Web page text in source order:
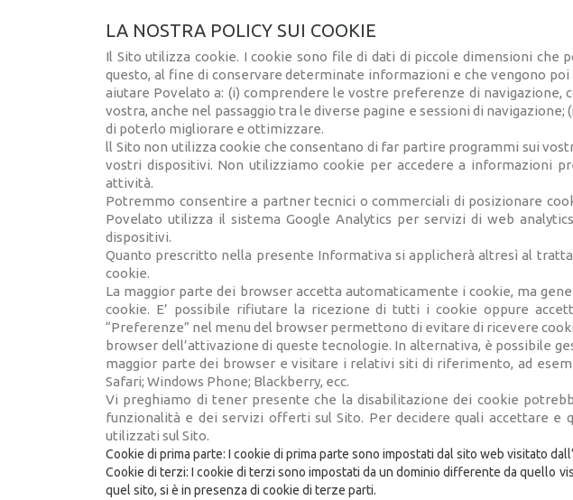
LA NOSTRA POLICY SUI COOKIE
Il Sito utilizza cookie. I cookie sono file di dati di piccole dimensioni che
questo, al fine di conservare determinate informazioni e che vengono
aiutare Povelato a: (i) comprendere le vostre preferenze di navigazione,
vostra, anche nel passaggio tra le diverse pagine e sessioni di
di poterlo migliorare e ottimizzare.
ll Sito non utilizza cookie che consentano di far partire programmi sui
vostri dispositivi. Non utilizziamo cookie per accedere a informazioni
attività.
Potremmo consentire a partner tecnici o commerciali di posizionare
Povelato utilizza il sistema Google Analytics per servizi di web
dispositivi.
Quanto prescritto nella presente Informativa si applicherà altresì al
cookie.
La maggior parte dei browser accetta automaticamente i cookie, ma
cookie. E’ possibile rifiutare la ricezione di tutti i cookie oppure
“Preferenze” nel menu del browser permettono di evitare di ricevere
browser dell’attivazione di queste tecnologie. In alternativa, è possibile
maggior parte dei browser e visitare i relativi siti di riferimento, ad
Safari; Windows Phone; Blackberry, ecc.
Vi preghiamo di tener presente che la disabilitazione dei cookie
funzionalità e dei servizi offerti sul Sito. Per decidere quali accettare
utilizzati sul Sito.
Cookie di prima parte: I cookie di prima parte sono impostati dal sito web visitato
Cookie di terzi: I cookie di terzi sono impostati da un dominio differente da quello
quel sito, si è in presenza di cookie di terze parti.